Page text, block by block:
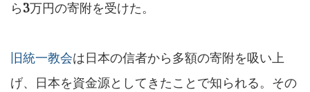
ら3万円の寄附を受けた。
旧統一教会は日本の信者から多額の寄附を吸い上
げ、日本を資金源としてきたことで知られる。その